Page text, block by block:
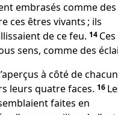
embrasés comme des
ces êtres vivants ; ils
de ce feu. 14 Ces
sens, comme des
à côté de chacun
leurs quatre faces. 16
faites en